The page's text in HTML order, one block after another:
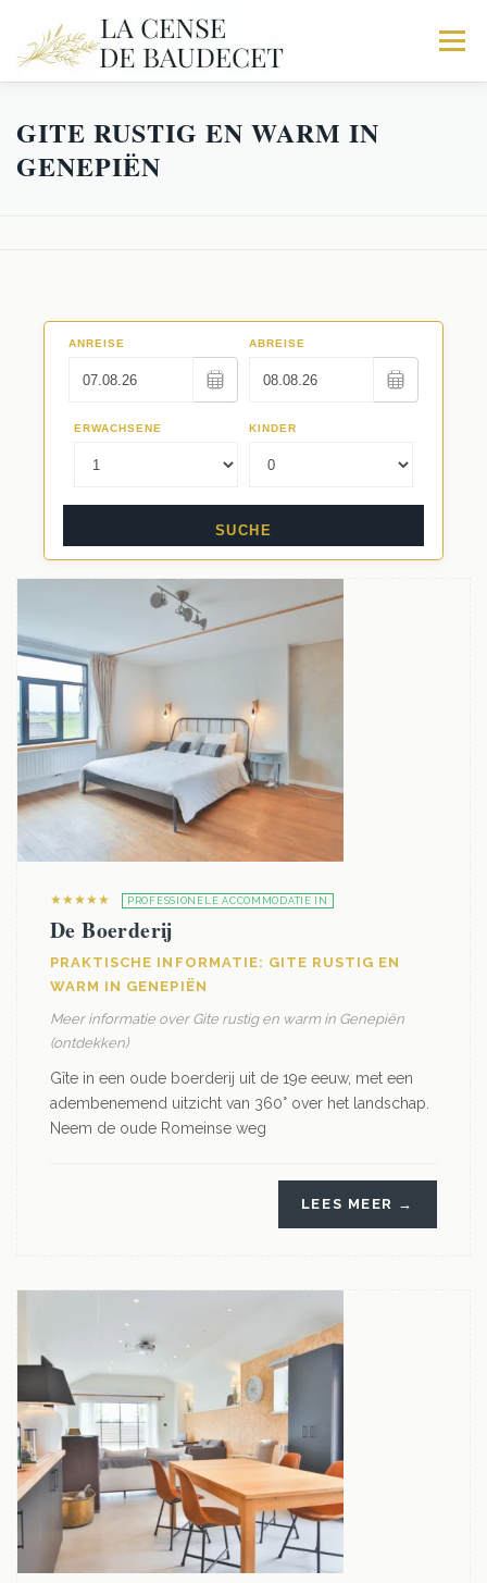
Menu
HOME DE BOERDERIJ STALHOUDERIJ
GITE RUSTIG EN WARM IN
GENEPIËN
★★★★★ PROFESSIONELE ACCOMMODATIE IN
De Boerderij
PRAKTISCHE INFORMATIE: GITE RUSTIG EN
WARM IN GENEPIËN
Meer informatie over Gite rustig en warm in Genepiën
(ontdekken)
Gîte in een oude boerderij uit de 19e eeuw, met een
adembenemend uitzicht van 360° over het landschap.
Neem de oude Romeinse weg
LEES MEER →